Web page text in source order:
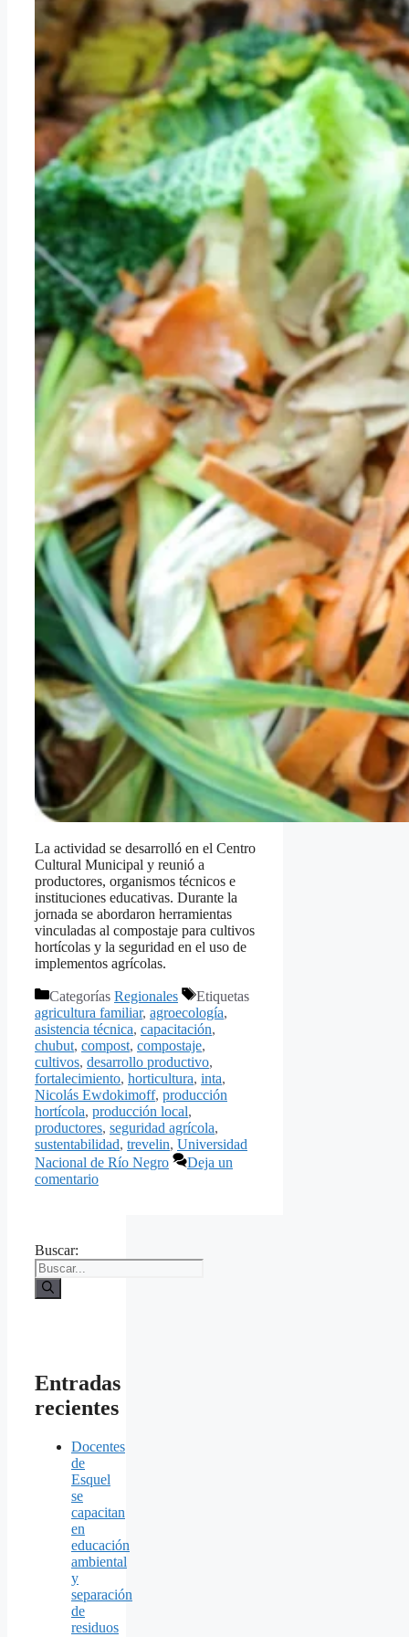
La actividad se desarrolló en el Centro
Cultural Municipal y reunió a
productores, organismos técnicos e
instituciones educativas. Durante la
jornada se abordaron herramientas
vinculadas al compostaje para cultivos
hortícolas y la seguridad en el uso de
implementos agrícolas.
Categorías Regionales
Etiquetas
agricultura familiar, agroecología,
asistencia técnica, capacitación,
chubut, compost, compostaje,
cultivos, desarrollo productivo,
fortalecimiento, horticultura, inta,
Nicolás Ewdokimoff, producción
hortícola, producción local,
productores, seguridad agrícola,
sustentabilidad, trevelin, Universidad
Nacional de Río Negro
Deja un
comentario
Buscar:
Entradas
recientes
Docentes
de
Esquel
se
capacitan
en
educación
ambiental
y
separación
de
residuos